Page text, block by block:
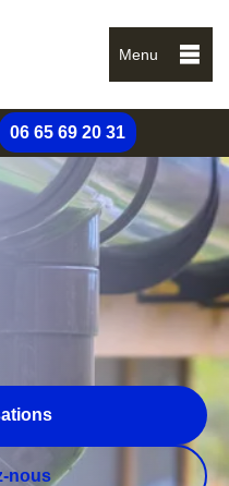
Menu
06 65 69 20 31
nous